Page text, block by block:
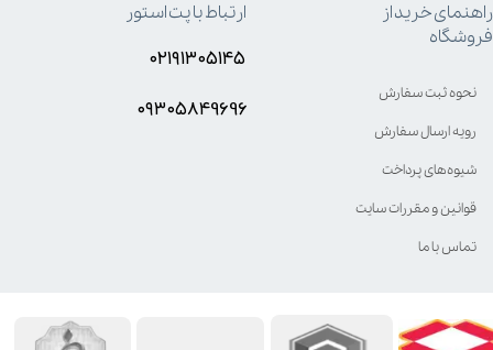
راهنمای خرید از
فروشگاه
نحوه ثبت سفارش
رویه ارسال سفارش
شیوه‌های پرداخت
قوانین و مقررات سایت
تماس با ما
ارتباط با پت استور
۰۲۱۹۱۳۰۵۱۴۵
۰۹۳۰۵8۴9696